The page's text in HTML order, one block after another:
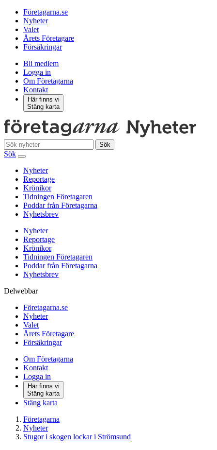
Företagarna.se
Nyheter
Valet
Årets Företagare
Försäkringar
Bli medlem
Logga in
Om Företagarna
Kontakt
Här finns vi
Stäng karta
Sök
Sök
Nyheter
Reportage
Krönikor
Tidningen Företagaren
Poddar från Företagarna
Nyhetsbrev
Nyheter
Reportage
Krönikor
Tidningen Företagaren
Poddar från Företagarna
Nyhetsbrev
Delwebbar
Företagarna.se
Nyheter
Valet
Årets Företagare
Försäkringar
Om Företagarna
Kontakt
Logga in
Här finns vi
Stäng karta
Stäng karta
Företagarna
Nyheter
Stugor i skogen lockar i Strömsund